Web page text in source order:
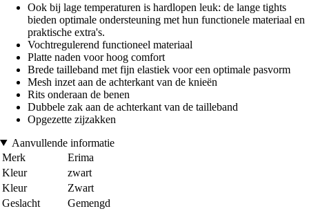
Ook bij lage temperaturen is hardlopen leuk: de lange tights
bieden optimale ondersteuning met hun functionele materiaal en
praktische extra's.
Vochtregulerend functioneel materiaal
Platte naden voor hoog comfort
Brede tailleband met fijn elastiek voor een optimale pasvorm
Mesh inzet aan de achterkant van de knieën
Rits onderaan de benen
Dubbele zak aan de achterkant van de tailleband
Opgezette zijzakken
Aanvullende informatie
Merk
Erima
Kleur
zwart
Kleur
Zwart
Geslacht
Gemengd